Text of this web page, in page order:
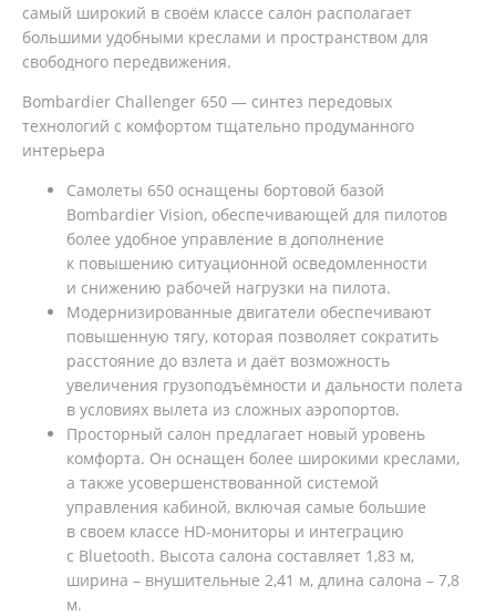
самый широкий в своём классе салон располагает
большими удобными креслами и пространством для
свободного передвижения.
Bombardier Challenger 650 — синтез передовых
технологий с комфортом тщательно продуманного
интерьера
Самолеты 650 оснащены бортовой базой
Bombardier Vision, обеспечивающей для пилотов
более удобное управление в дополнение
к повышению ситуационной осведомленности
и снижению рабочей нагрузки на пилота.
Модернизированные двигатели обеспечивают
повышенную тягу, которая позволяет сократить
расстояние до взлета и даёт возможность
увеличения грузоподъёмности и дальности полета
в условиях вылета из сложных аэропортов.
Просторный салон предлагает новый уровень
комфорта. Он оснащен более широкими креслами,
а также усовершенствованной системой
управления кабиной, включая самые большие
в своем классе HD-мониторы и интеграцию
с Bluetooth. Высота салона составляет 1,83 м,
ширина – внушительные 2,41 м, длина салона – 7,8
м.